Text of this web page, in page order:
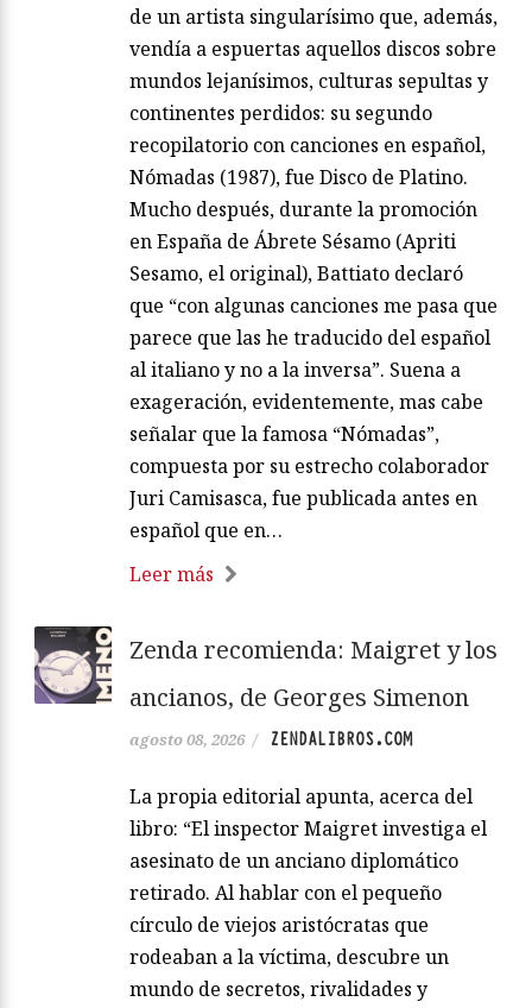
de un artista singularísimo que, además,
vendía a espuertas aquellos discos sobre
mundos lejanísimos, culturas sepultas y
continentes perdidos: su segundo
recopilatorio con canciones en español,
Nómadas (1987), fue Disco de Platino.
Mucho después, durante la promoción
en España de Ábrete Sésamo (Apriti
Sesamo, el original), Battiato declaró
que “con algunas canciones me pasa que
parece que las he traducido del español
al italiano y no a la inversa”. Suena a
exageración, evidentemente, mas cabe
señalar que la famosa “Nómadas”,
compuesta por su estrecho colaborador
Juri Camisasca, fue publicada antes en
español que en…
Leer más
Zenda recomienda: Maigret y los
ancianos, de Georges Simenon
agosto 08, 2026 / ZENDALIBROS.COM
La propia editorial apunta, acerca del
libro: “El inspector Maigret investiga el
asesinato de un anciano diplomático
retirado. Al hablar con el pequeño
círculo de viejos aristócratas que
rodeaban a la víctima, descubre un
mundo de secretos, rivalidades y